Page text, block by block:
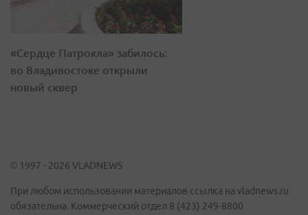
«Сердце Патрокла» забилось:
во Владивостоке открыли
новый сквер
© 1997 - 2026 VLADNEWS
При любом использовании материалов ссылка на vladnews.ru
обязательна. Коммерческий отдел 8 (423) 249-8800